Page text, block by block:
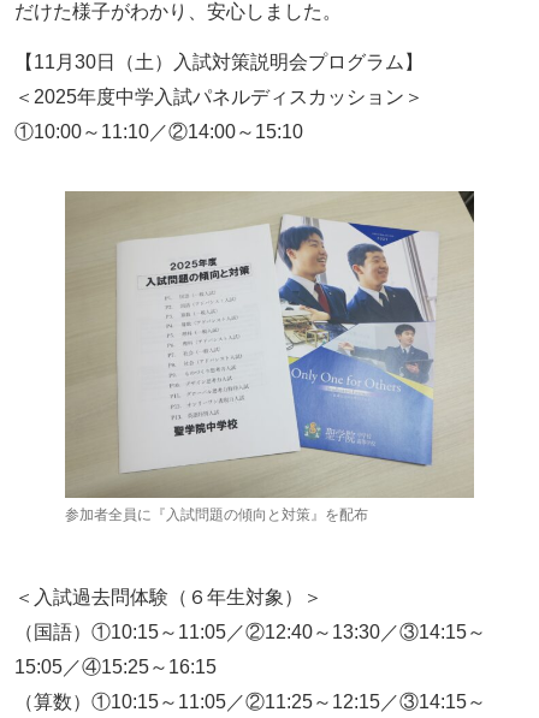
だけた様子がわかり、安心しました。
【11月30日（土）入試対策説明会プログラム】
＜2025年度中学入試パネルディスカッション＞
①10:00～11:10／②14:00～15:10
参加者全員に『入試問題の傾向と対策』を配布
＜入試過去問体験（６年生対象）＞
（国語）①10:15～11:05／②12:40～13:30／③14:15～
15:05／④15:25～16:15
（算数）①10:15～11:05／②11:25～12:15／③14:15～